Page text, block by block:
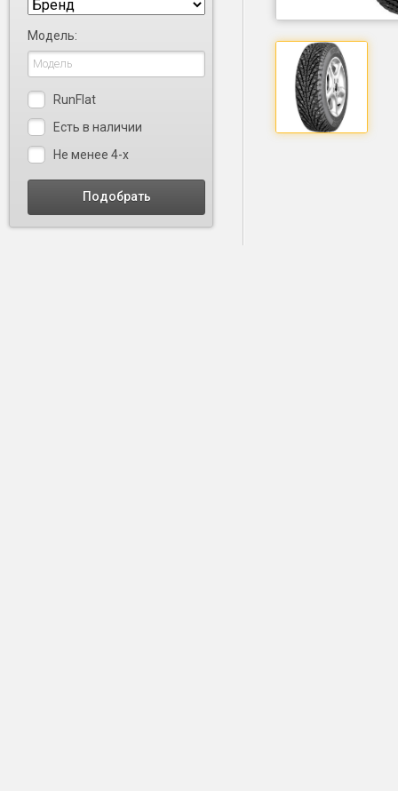
Модель:
RunFlat
Есть в наличии
Не менее 4-х